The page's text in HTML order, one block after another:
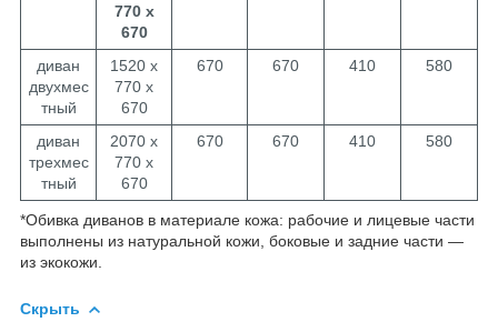
770 х
670
диван
двухмес
тный
1520 х
770 х
670
670 670 410 580
диван
трехмес
тный
2070 х
770 х
670
670 670 410 580
*Обивка диванов в материале кожа: рабочие и лицевые части
выполнены из натуральной кожи, боковые и задние части —
из экокожи.
Скрыть